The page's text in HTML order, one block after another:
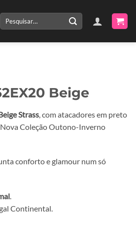
Pesquisar
por:
Beige
Strass , com atacadores em preto
Coleção Outono-Inverno
conforto e glamour num só
.
Continental.